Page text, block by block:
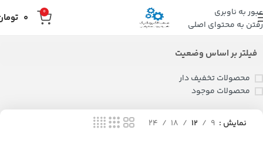
عبور به ناوبری
رفتن به محتوای اصلی
0
0
فیلتر بر اساس وضعیت
محصولات تخفیف دار
محصولات موجود
نمایش 9
12
18
24